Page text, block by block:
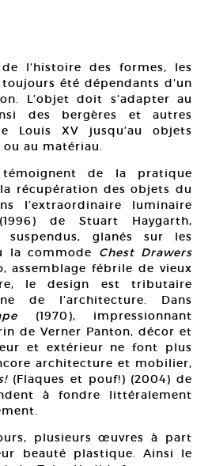
l’histoire des formes, les
été dépendants d’un
L’objet doit s’adapter au
des bergères et autres
Louis XV jusqu’au objets
au matériau.
de la pratique
récupération des objets du
l’extraordinaire luminaire
de Stuart Haygarth,
suspendus, glanés sur les
la commode Chest Drawers
assemblage fébrile de vieux
le design est tributaire
de l’architecture. Dans
(1970), impressionnant
de Verner Panton, décor et
et extérieur ne font plus
architecture et mobilier,
(Flaques et pouf!) (2004) de
à fondre littéralement
plusieurs œuvres à part
beauté plastique. Ainsi le